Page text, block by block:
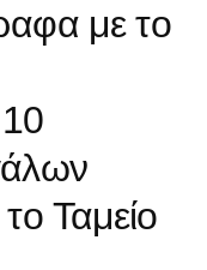
με το
Ταμείο